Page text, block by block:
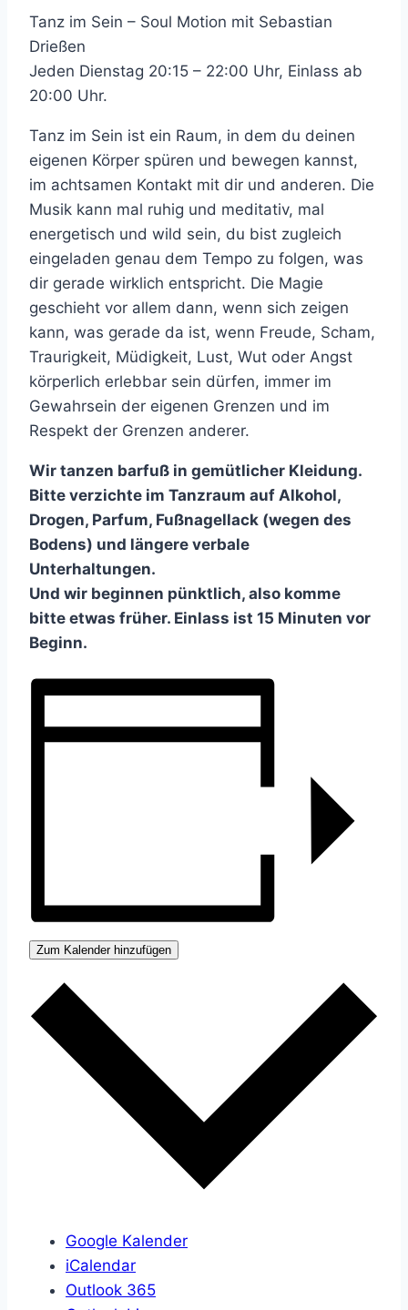
Tanz im Sein – Soul Motion mit Sebastian
Drießen
Jeden Dienstag 20:15 – 22:00 Uhr, Einlass ab
20:00 Uhr.
Tanz im Sein ist ein Raum, in dem du deinen
eigenen Körper spüren und bewegen kannst,
im achtsamen Kontakt mit dir und anderen. Die
Musik kann mal ruhig und meditativ, mal
energetisch und wild sein, du bist zugleich
eingeladen genau dem Tempo zu folgen, was
dir gerade wirklich entspricht. Die Magie
geschieht vor allem dann, wenn sich zeigen
kann, was gerade da ist, wenn Freude, Scham,
Traurigkeit, Müdigkeit, Lust, Wut oder Angst
körperlich erlebbar sein dürfen, immer im
Gewahrsein der eigenen Grenzen und im
Respekt der Grenzen anderer.
Wir tanzen barfuß in gemütlicher Kleidung.
Bitte verzichte im Tanzraum auf Alkohol,
Drogen, Parfum, Fußnagellack (wegen des
Bodens) und längere verbale
Unterhaltungen.
Und wir beginnen pünktlich, also komme
bitte etwas früher. Einlass ist 15 Minuten vor
Beginn.
Zum Kalender hinzufügen
Google Kalender
iCalendar
Outlook 365